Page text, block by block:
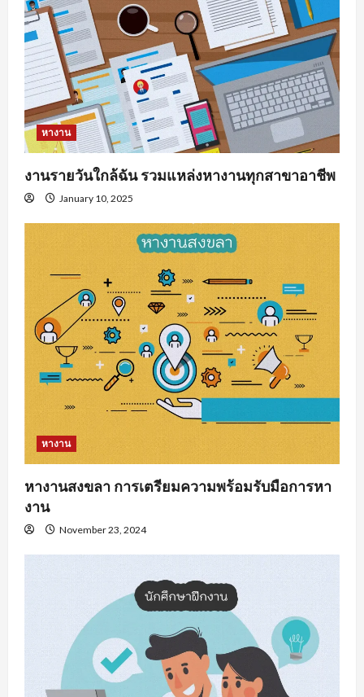
หางาน
งานรายวันใกล้ฉัน รวมแหล่งหางานทุกสาขาอาชีพ
January 10, 2025
หางาน
หางานสงขลา การเตรียมความพร้อมรับมือการหา
งาน
November 23, 2024